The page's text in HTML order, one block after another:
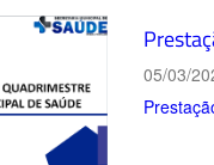
05/03/